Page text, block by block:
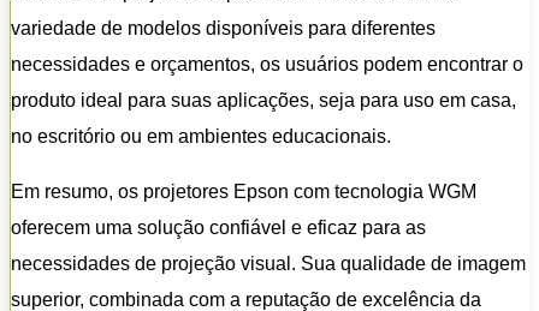
variedade de modelos disponíveis para diferentes
necessidades e orçamentos, os usuários podem encontrar o
produto ideal para suas aplicações, seja para uso em casa,
no escritório ou em ambientes educacionais.
Em resumo, os projetores Epson com tecnologia WGM
oferecem uma solução confiável e eficaz para as
necessidades de projeção visual. Sua qualidade de imagem
superior, combinada com a reputação de excelência da